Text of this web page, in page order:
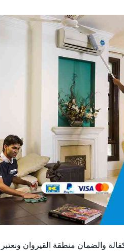
والضمان منطقة القيروان ونعتبر